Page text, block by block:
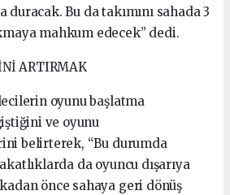
Bu da takımını sahada 3
mahkum edecek” dedi.
ARTIRMAK
oyunu başlatma
ve oyunu
belirterek, “Bu durumda
da oyuncu dışarıya
önce sahaya geri dönüş